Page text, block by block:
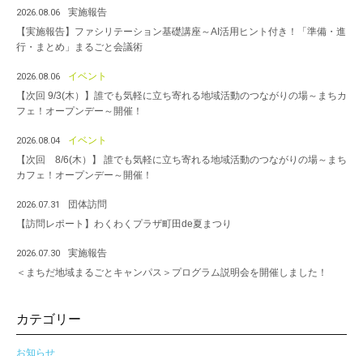
2026.08.06
実施報告
【実施報告】ファシリテーション基礎講座～AI活用ヒント付き！「準備・進
行・まとめ」まるごと会議術
2026.08.06
イベント
【次回 9/3(木）】誰でも気軽に立ち寄れる地域活動のつながりの場～まちカ
フェ！オープンデー～開催！
2026.08.04
イベント
【次回 8/6(木）】 誰でも気軽に立ち寄れる地域活動のつながりの場～まち
カフェ！オープンデー～開催！
2026.07.31
団体訪問
【訪問レポート】わくわくプラザ町田de夏まつり
2026.07.30
実施報告
＜まちだ地域まるごとキャンパス＞プログラム説明会を開催しました！
カテゴリー
お知らせ